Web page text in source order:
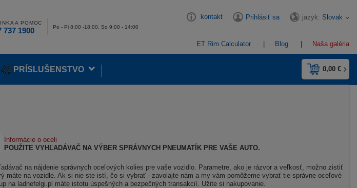
A POMOC
737 1900 Po - Pi 8:00 -18:00, So 9:00 - 14:00
kontakt Prihlásiť sa jazyk: Slovak
ET Rim Calculator Blog Naša galéria
0,00 €
PRÍSLUŠENSTVO
Informácie o oceli
POUŽITE VYHĽADÁVAČ NA VÝBER SPRÁVNYCH PNEUMATÍK PRE VAŠE AUTO.
na nájdenie správnych oceľových kolies pre vaše vozidlo. Parametre, ako je rázvor a veľkosť, možno zistiť
máte na vozidle. Ak si nie ste istí, čo si vybrať - zavolajte nám a my vám pomôžeme vybrať tie správne oceľové
na ladnefelgi.pl máte istotu úspešných a bezpečných transakcií. Užite si nakupovanie.